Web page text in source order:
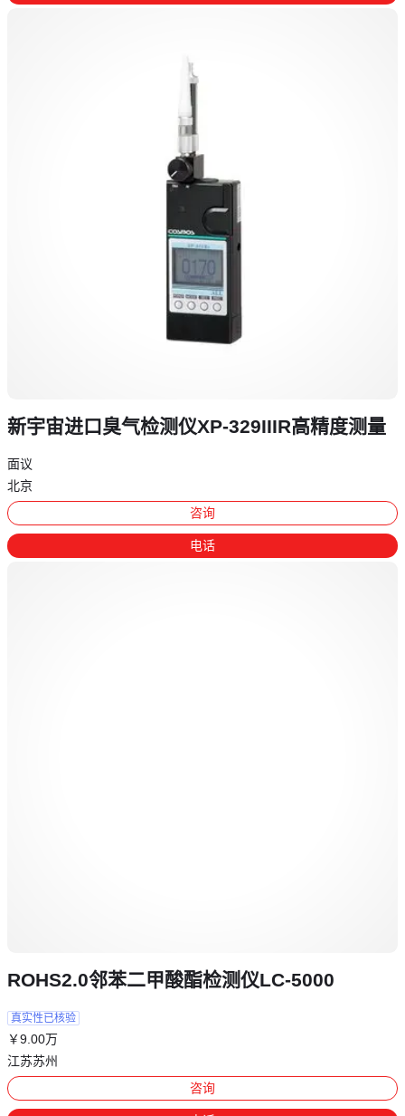
新宇宙进口臭气检测仪XP-329IIIR高精度测量
面议
北京
咨询
电话
ROHS2.0邻苯二甲酸酯检测仪LC-5000
真实性已核验
￥9 .00万
江苏苏州
咨询